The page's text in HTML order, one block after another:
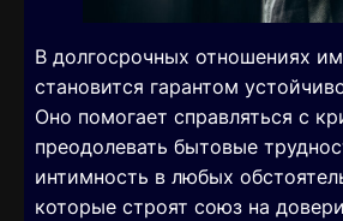
В долгосрочных отношениях
становится гарантом
Оно помогает справляться с
преодолевать бытовые
интимность в любых
которые строят союз на